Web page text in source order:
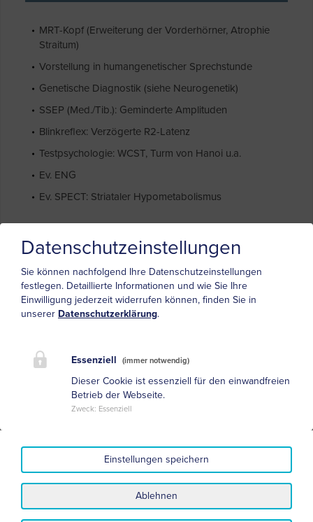
MRT-Kopf (Erweiterung der Vorderhörner, Atrophie
Straitum)
Vorstellung in humangenetischer Sprechstunde
Genetische Diagnostik (siehe Neurogenetik)
SSEP (Med./Tib.): Geminderte Amplituden
Blinkreflex: Verzögerte R2-Latenz
Testpsychologie: WCST, Turm von Hanoi u.a.
Ev. ENG
Ev. SPECT: Striataler Hypometabolismus
Verlauf
Initial häufig psychische Veränderungen mit leichten
Bewegungsstörungen
Im Verlauf Zunahme der Bewegungsstörung und
Progredienter Verlauf mit letalem Ausgang
Erkrankungsdauer 10-25 Jahre
Differentialdiagnose
Spinocerebelläre Ataxie (Typ 17), Choreo-
Akanthozytose, Dystonien, Dementielle Erkrankungen
Datenschutzeinstellungen
Sie können nachfolgend Ihre Datenschutzeinstellungen
festlegen. Detaillierte Informationen und wie Sie Ihre
Einwilligung jederzeit widerrufen können, finden Sie in
unserer Datenschutzerklärung.
Essenziell (immer notwendig)
Dieser Cookie ist essenziell für den einwandfreien
Betrieb der Webseite.
Zweck: Essenziell
Ablehnen
Einstellungen speichern